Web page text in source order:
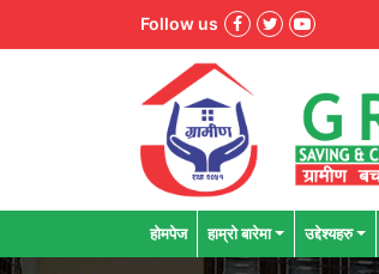
Follow us
होमपेज हाम्रो बारेमा उद्देश्यहरु